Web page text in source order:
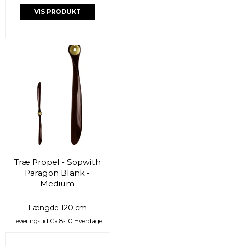
VIS PRODUKT
Træ Propel - Sopwith
Paragon Blank -
Medium
Længde 120 cm
Leveringstid Ca 8-10 Hverdage